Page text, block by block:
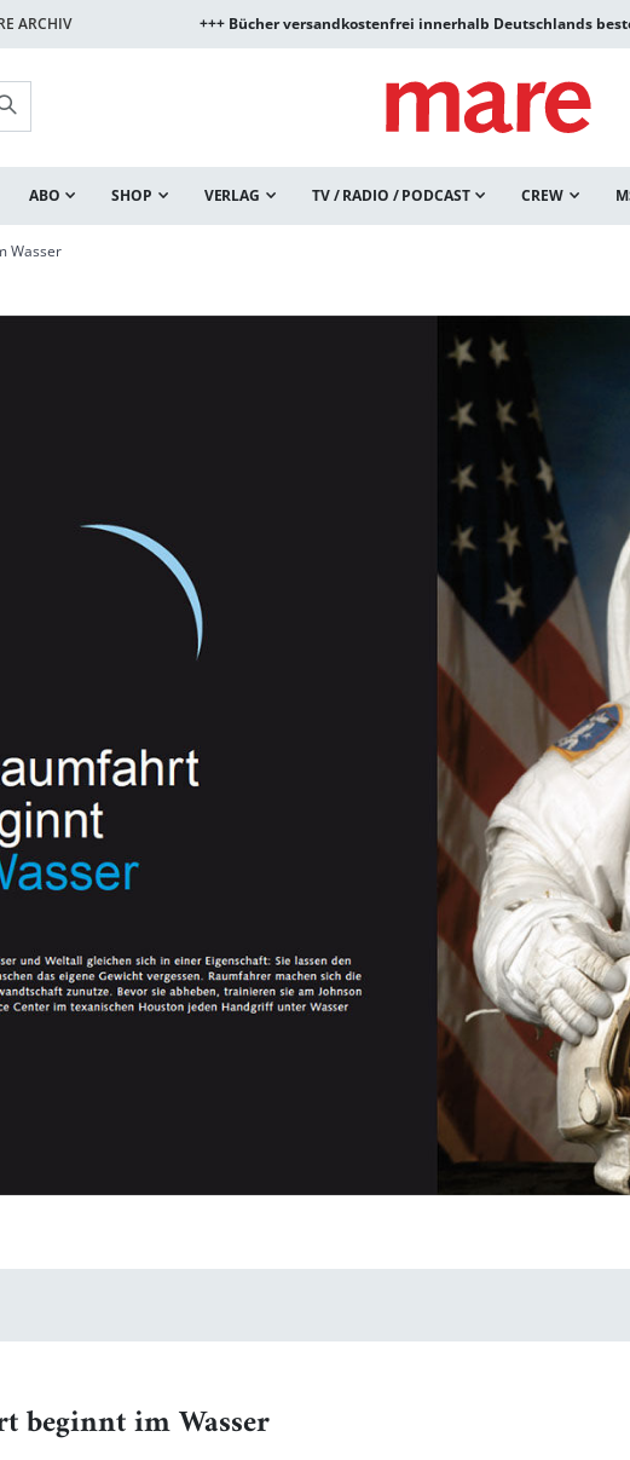
ARCHIV +++ Bücher versandkostenfrei innerhalb Deutschlands
ABO SHOP VERLAG TV / RADIO / PODCAST CREW
Wasser
beginnt im Wasser